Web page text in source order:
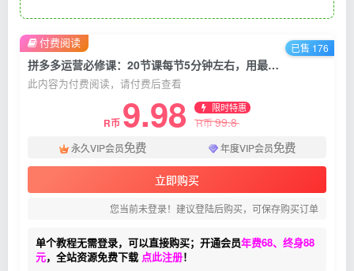
拼多多运营必修课：20节课每节5分钟左右，用最短的时间学习最有用的知识
此内容为付费阅读，请付费后查看
R币 9.98 限时特惠
R币99.8
永久VIP会员免费 年度VIP会员免费
立即购买
您当前未登录！建议登陆后购买，可保存购买订单
单个教程无需登录，可以直接购买；开通会员年费68、终身88
元，全站资源免费下载 点此注册！
付费阅读 已售 176